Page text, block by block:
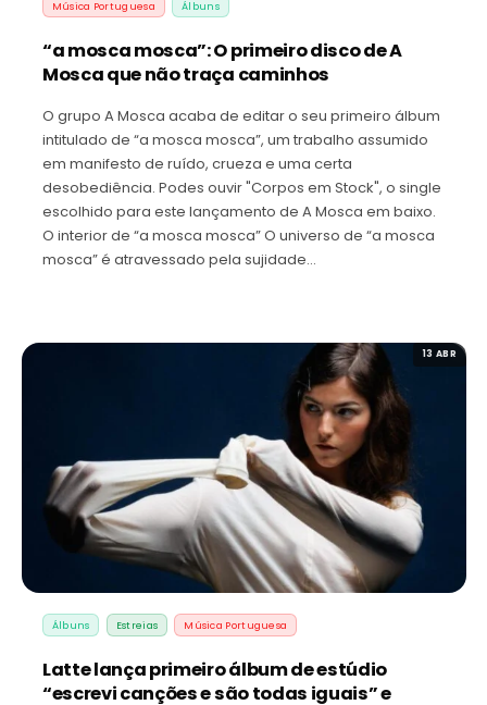
Música Portuguesa Álbuns
“a mosca mosca”: O primeiro disco de A
Mosca que não traça caminhos
O grupo A Mosca acaba de editar o seu primeiro álbum
intitulado de “a mosca mosca”, um trabalho assumido
em manifesto de ruído, crueza e uma certa
desobediência. Podes ouvir "Corpos em Stock", o single
escolhido para este lançamento de A Mosca em baixo.
O interior de “a mosca mosca” O universo de “a mosca
mosca” é atravessado pela sujidade…
13 ABR
Álbuns Estreias Música Portuguesa
Latte lança primeiro álbum de estúdio
“escrevi canções e são todas iguais” e